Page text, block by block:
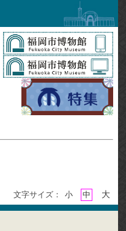
文字サイズ： 小 中 大